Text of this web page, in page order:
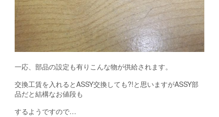
一応、部品の設定も有りこんな物が供給されます。
交換工賃を入れるとASSY交換しても?!と思いますがASSY部
品だと結構なお値段も
するようですので…